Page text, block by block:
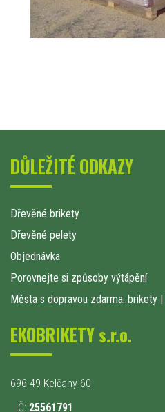
DŮLEŽITÉ ODKAZY
Dřevěné brikety
Dřevěné pelety
Objednávka
Porovnejte si způsoby výtápění
Města s dopravou zdarma: brikety |
EKOBRIKETY s.r.o.
696 49 Kelčany 60
IČ: 25561791